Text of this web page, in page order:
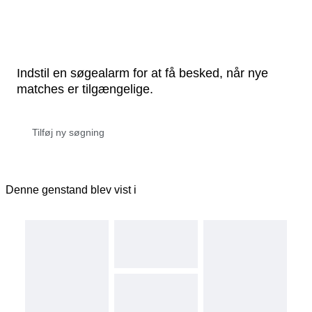
Indstil en søgealarm for at få besked, når nye
matches er tilgængelige.
Denne genstand blev vist i